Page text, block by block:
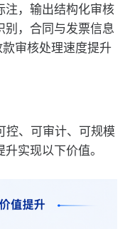
注，输出结构化审核
别，合同与发票信息
审核处理速度提升
控、可审计、可规模
实现以下价值。